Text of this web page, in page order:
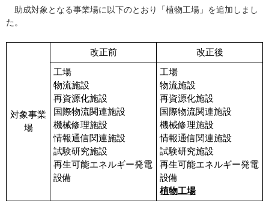
助成対象となる事業場に以下のとおり「植物工場」を追加しまし
た。
対象事業
場
改正前
改正後
工場
物流施設
再資源化施設
国際物流関連施設
機械修理施設
情報通信関連施設
試験研究施設
再生可能エネルギー発電
設備
工場
物流施設
再資源化施設
国際物流関連施設
機械修理施設
情報通信関連施設
試験研究施設
再生可能エネルギー発電
設備
植物工場